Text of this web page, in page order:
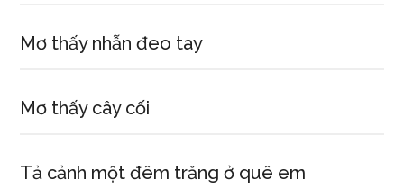
Mơ thấy nhẫn đeo tay
Mơ thấy cây cối
Tả cảnh một đêm trăng ở quê em